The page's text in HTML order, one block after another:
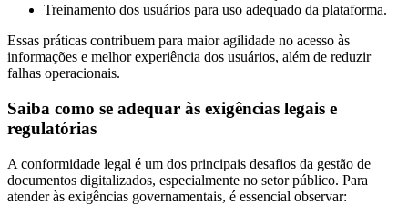
Treinamento dos usuários para uso adequado da plataforma.
Essas práticas contribuem para maior agilidade no acesso às
informações e melhor experiência dos usuários, além de reduzir
falhas operacionais.
Saiba como se adequar às exigências legais e
regulatórias
A conformidade legal é um dos principais desafios da gestão de
documentos digitalizados, especialmente no setor público. Para
atender às exigências governamentais, é essencial observar: